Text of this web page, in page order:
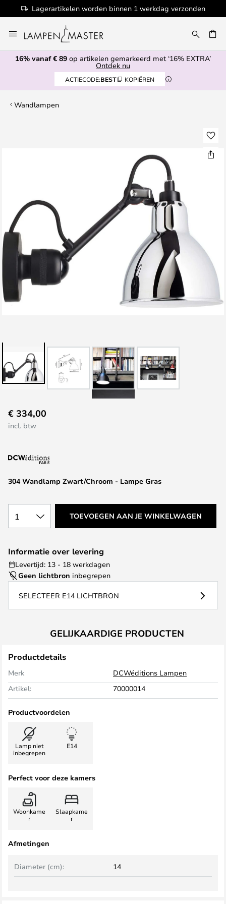
Lagerartikelen worden binnen 1 werkdag verzonden
naar
de
inhoud
16% vanaf € 89 op artikelen gemarkeerd met ‘16% EXTRA’
Ontdek nu
ACTIECODE:BEST KOPIËREN
Wandlampen
afbeeldingen-
gallerij
naar
het
van
afbeeldingen-
304 Wandlamp Zwart/Chroom - Lampe Gras
€ 334,00
incl. btw
1 TOEVOEGEN AAN JE WINKELWAGEN
Informatie over levering
Levertijd: 13 - 18 werkdagen
Geen lichtbron inbegrepen
SELECTEER E14 LICHTBRON
GELIJKAARDIGE PRODUCTEN
Productdetails
Merk
DCWéditions Lampen
Artikel:
70000014
Productvoordelen
Lamp niet
inbegrepen
E14
Perfect voor deze kamers
Woonkame
r
Slaapkame
r
Afmetingen
Diameter (cm): 14